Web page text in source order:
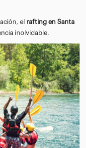
el rafting en Santa
inolvidable.